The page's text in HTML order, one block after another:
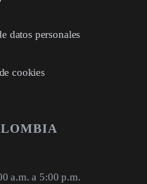
datos personales
cookies
a.m. a 5:00 p.m.